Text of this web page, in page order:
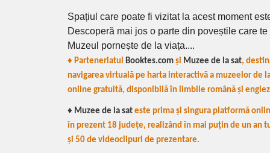
Spațiul care poate fi vizitat la acest moment
Descoperă mai jos o parte din poveștile care
Muzeul pornește de la viața....
♦ Parteneriatul Booktes.comși Muzee de la sat,
navigarea virtuală pe harta interactivă a muzeelor de
online gratuită, disponibilă în limbile română și
♦ Muzee de la sateste prima și singura platformă
în prezent 18 județe, realizând în mai puțin de un an
și 50 de videoclipuri de prezentare.